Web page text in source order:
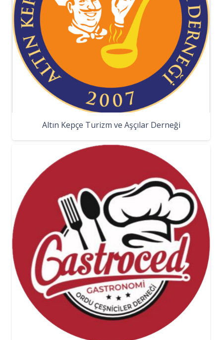
Altın Kepçe Turizm ve Aşçılar Derneği